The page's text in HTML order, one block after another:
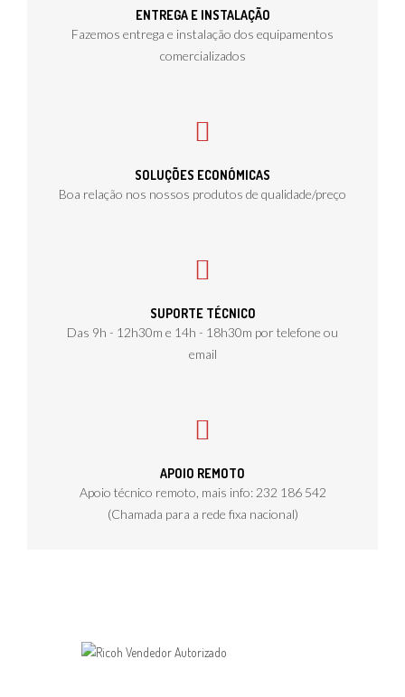
ENTREGA E INSTALAÇÃO
Fazemos entrega e instalação dos equipamentos
comercializados
SOLUÇÕES ECONÓMICAS
Boa relação nos nossos produtos de qualidade/preço
SUPORTE TÉCNICO
Das 9h - 12h30m e 14h - 18h30m por telefone ou
email
APOIO REMOTO
Apoio técnico remoto, mais info: 232 186 542
(Chamada para a rede fixa nacional)